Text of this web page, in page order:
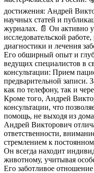
достижения: Андрей
научных статей и
журналах. 📄 Он активно
исследовательской
диагностики и лечения
Его обширный опыт и
ведущих специалистов в
консультации: Прием
предварительной записи.
как по телефону, так и
Кроме того, Андрей
консультации, что
помощь, не выходя из
Андрей Викторович
ответственности,
стремлением к
Он всегда находит
животному, учитывая
Его заботливое